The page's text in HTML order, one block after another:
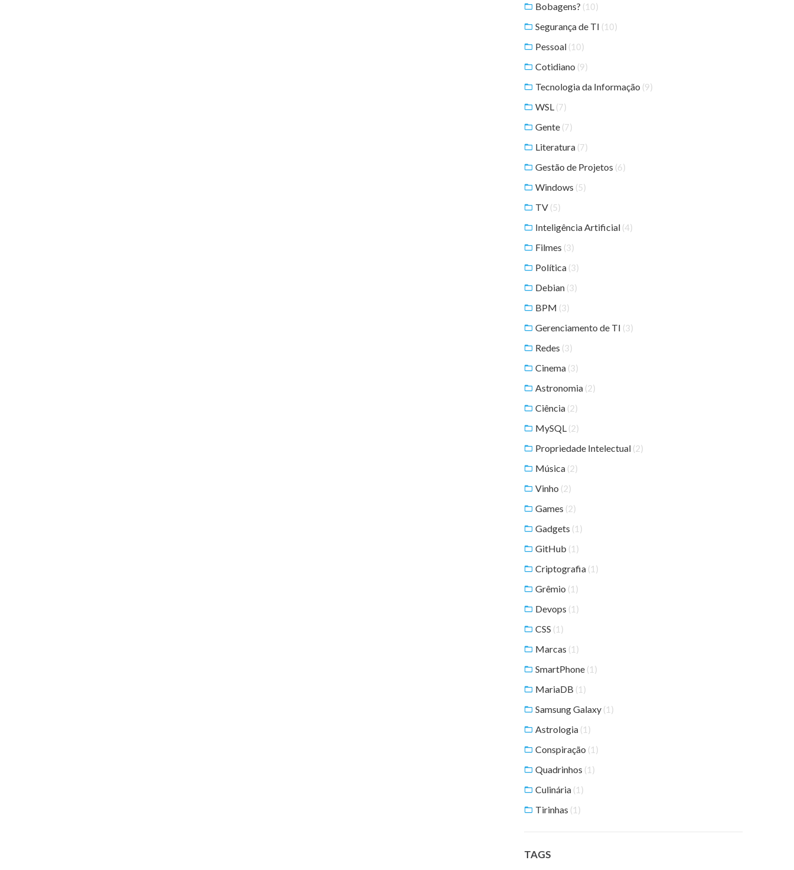
Bobagens? (10)
Segurança de TI (10)
Pessoal (10)
Cotidiano (9)
Tecnologia da Informação (9)
WSL (7)
Gente (7)
Literatura (7)
Gestão de Projetos (6)
Windows (5)
TV (5)
Inteligência Artificial (4)
Filmes (3)
Política (3)
Debian (3)
BPM (3)
Gerenciamento de TI (3)
Redes (3)
Cinema (3)
Astronomia (2)
Ciência (2)
MySQL (2)
Propriedade Intelectual (2)
Música (2)
Vinho (2)
Games (2)
Gadgets (1)
GitHub (1)
Criptografia (1)
Grêmio (1)
Devops (1)
CSS (1)
Marcas (1)
SmartPhone (1)
MariaDB (1)
Samsung Galaxy (1)
Astrologia (1)
Conspiração (1)
Quadrinhos (1)
Culinária (1)
Tirinhas (1)
TAGS